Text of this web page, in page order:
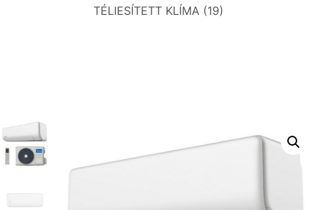
TÉLIESÍTETT KLÍMA (19)